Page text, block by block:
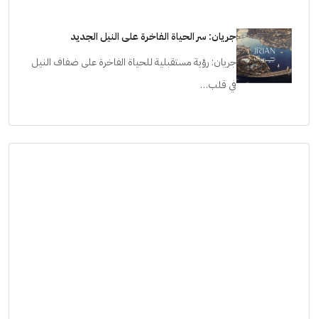
جريان: سر الحياة الفاخرة على النيل الجديد
جريان: رؤية مستقبلية للحياة الفاخرة على ضفاف النيل
في قلب…